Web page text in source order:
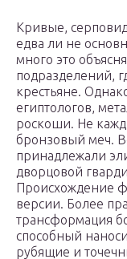
Кривые,
едва ли не
много это
подразделений,
крестьяне.
египтологов,
роскоши. Не
бронзовый меч.
принадлежали
дворцовой
Происхождение
версии. Более
трансформация
способный
рубящие и